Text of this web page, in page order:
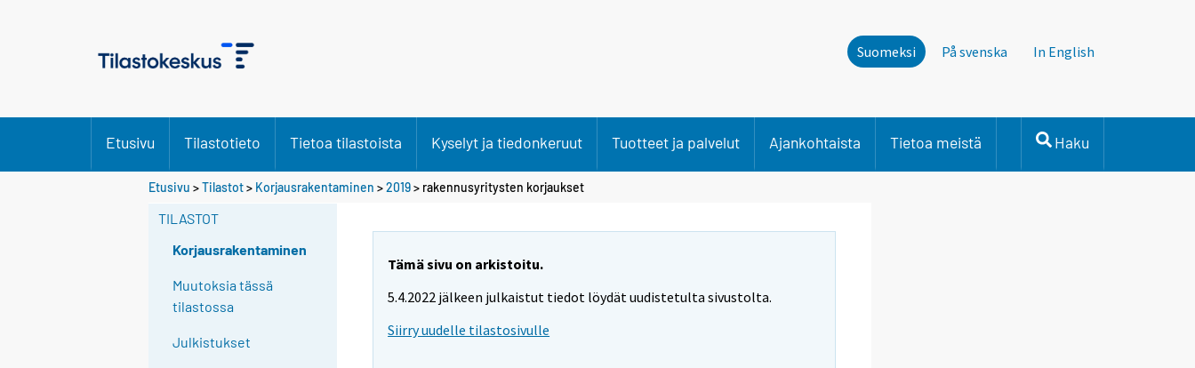
Suomeksi På svenska In English
Etusivu Tilastotieto Tietoa tilastoista Kyselyt ja tiedonkeruut Tuotteet ja palvelut Ajankohtaista Tietoa meistä Haku
Etusivu >Tilastot> Korjausrakentaminen >2019> rakennusyritysten korjaukset
TILASTOT
Korjausrakentaminen
Muutoksia tässä
tilastossa
Julkistukset
Tämä sivu on arkistoitu.
5.4.2022 jälkeen julkaistut tiedot löydät uudistetulta sivustolta.
Siirry uudelle tilastosivulle